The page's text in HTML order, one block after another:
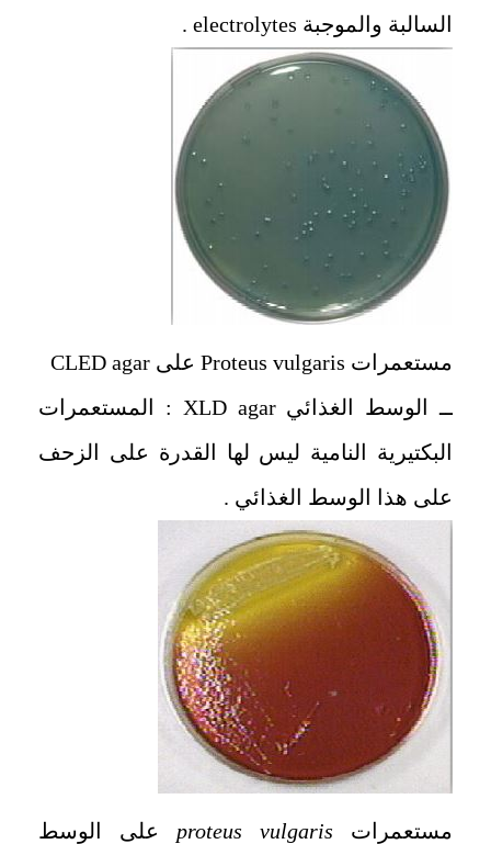
السالبة والموجبة electrolytes .
مستعمرات Proteus vulgaris على CLED agar
ــ الوسط الغذائي XLD agar : المستعمرات
البكتيرية النامية ليس لها القدرة على الزحف
على هذا الوسط الغذائي .
مستعمرات proteus vulgaris على الوسط